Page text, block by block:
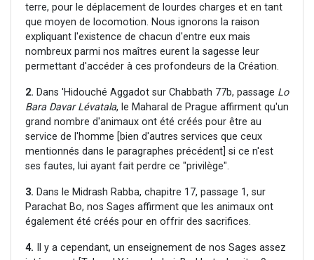
terre, pour le déplacement de lourdes charges et en tant
que moyen de locomotion. Nous ignorons la raison
expliquant l'existence de chacun d'entre eux mais
nombreux parmi nos maîtres eurent la sagesse leur
permettant d'accéder à ces profondeurs de la Création.
2. Dans 'Hidouché Aggadot sur Chabbath 77b, passage Lo
Bara Davar Lévatala, le Maharal de Prague affirment qu'un
grand nombre d'animaux ont été créés pour être au
service de l'homme [bien d'autres services que ceux
mentionnés dans le paragraphes précédent] si ce n'est
ses fautes, lui ayant fait perdre ce "privilège".
3. Dans le Midrash Rabba, chapitre 17, passage 1, sur
Parachat Bo, nos Sages affirment que les animaux ont
également été créés pour en offrir des sacrifices.
4. Il y a cependant, un enseignement de nos Sages assez